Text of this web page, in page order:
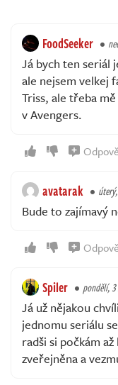
FoodSeeker
Já bych ten seriál
ale nejsem velkej
Triss, ale třeba
v Avengers.
avatarak
Bude to zajímavý
Spiler pondělí,
Já už nějakou
jednomu seriálu
radši si počkám
zveřejněna a